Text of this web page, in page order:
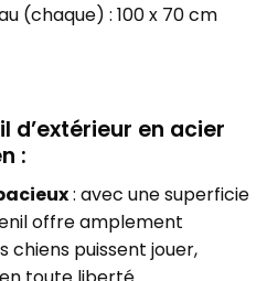
(chaque) : 100 x 70 cm
d’extérieur en acier
:
: avec une superficie
offre amplement
chiens puissent jouer,